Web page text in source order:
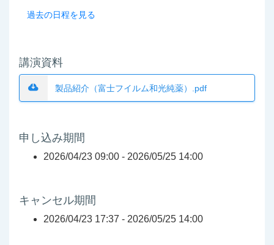
過去の日程を見る
講演資料
製品紹介（富士フイルム和光純薬）.pdf
申し込み期間
2026/04/23 09:00 - 2026/05/25 14:00
キャンセル期間
2026/04/23 17:37 - 2026/05/25 14:00